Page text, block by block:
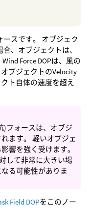
スです。 オブジェク
、オブジェクトは、
Force DOPは、風の
ブジェクトのVelocity
ト自体の速度を超え
)フォースは、オブジ
ます。 軽いオブジェ
響を強く受けます。
して非常に大きい場
る可能性がありま
Field DOPをこのノー